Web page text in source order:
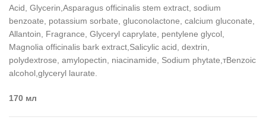
Acid, Glycerin,Asparagus officinalis stem extract, sodium
benzoate, potassium sorbate, gluconolactone, calcium gluconate,
Allantoin, Fragrance, Glyceryl caprylate, pentylene glycol,
Magnolia officinalis bark extract,Salicylic acid, dextrin,
polydextrose, amylopectin, niacinamide, Sodium phytate,тBenzoic
alcohol,glyceryl laurate.
170 мл